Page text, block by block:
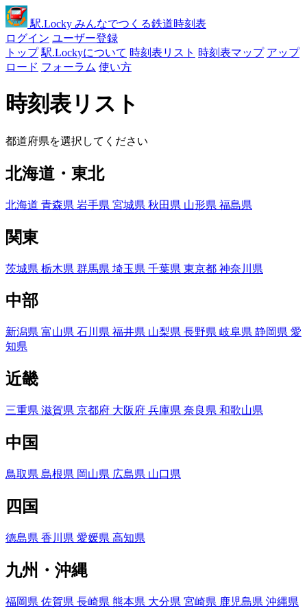
駅.Locky みんなでつくる鉄道時刻表
ログイン ユーザー登録
トップ 駅.Lockyについて 時刻表リスト 時刻表マップ アップ
ロード フォーラム 使い方
時刻表リスト
都道府県を選択してください
北海道・東北
北海道 青森県 岩手県 宮城県 秋田県 山形県 福島県
関東
茨城県 栃木県 群馬県 埼玉県 千葉県 東京都 神奈川県
中部
新潟県 富山県 石川県 福井県 山梨県 長野県 岐阜県 静岡県 愛
知県
近畿
三重県 滋賀県 京都府 大阪府 兵庫県 奈良県 和歌山県
中国
鳥取県 島根県 岡山県 広島県 山口県
四国
徳島県 香川県 愛媛県 高知県
九州・沖縄
福岡県 佐賀県 長崎県 熊本県 大分県 宮崎県 鹿児島県 沖縄県